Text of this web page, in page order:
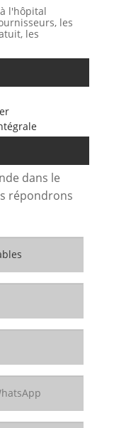
l'hôpital
les
les
dans le
répondrons